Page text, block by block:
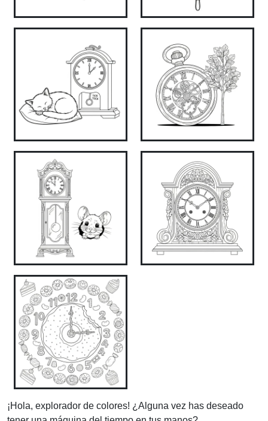
¡Hola, explorador de colores! ¿Alguna vez has deseado